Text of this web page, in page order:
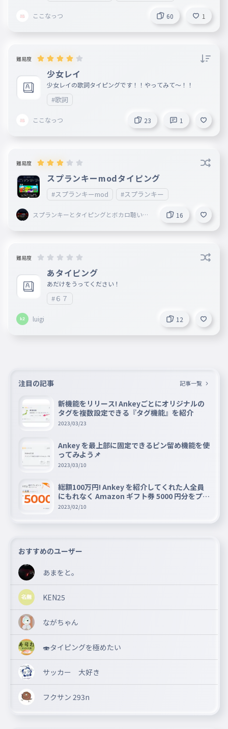
t=RD2b1IexhKPz4&start_radio=1
ここなっつ
60 1
難易度
少女レイ
少女レイの歌詞タイピングです！！やってみて〜！！
#歌詞
ここなっつ 23 1
難易度
スプランキーmodタイピング
#スプランキーmod #スプランキー
スプランキーとタイピングとボカロ聴いて
16
難易度
あタイピング
あだけをうってください！
#６７
luigi 12
注目の記事 記事一覧
新機能をリリース! Ankeyごとにオリジナルの
タグを複数設定できる『タグ機能』を紹介
2023/03/23
Ankey を最上部に固定できるピン留め機能を使
ってみよう📌
2023/03/10
総額100万円! Ankey を紹介してくれた人全員
にもれなく Amazon ギフト券 5000 円分をプレ
ゼントキャンペーン!!
2023/02/10
おすすめのユーザー
あまをと。
KEN25
ながちゃん
🍣タイピングを極めたい
サッカー 大好き
フクサン 293n